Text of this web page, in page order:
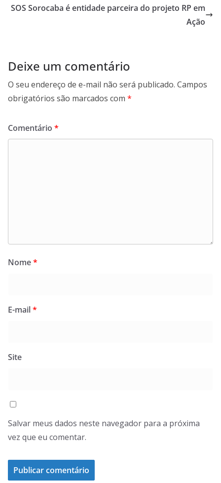
SOS Sorocaba é entidade parceira do projeto RP em
Ação
Deixe um comentário
O seu endereço de e-mail não será publicado. Campos
obrigatórios são marcados com *
Comentário *
Nome*
E-mail*
Site
Salvar meus dados neste navegador para a próxima
vez que eu comentar.